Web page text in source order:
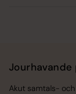
Jourhavande
Akut samtals-